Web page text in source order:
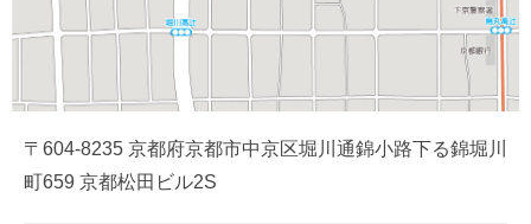
〒604-8235 京都府京都市中京区堀川通錦小路下る錦堀川
町659 京都松田ビル2S